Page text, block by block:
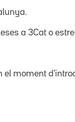
a 3Cat o
el moment